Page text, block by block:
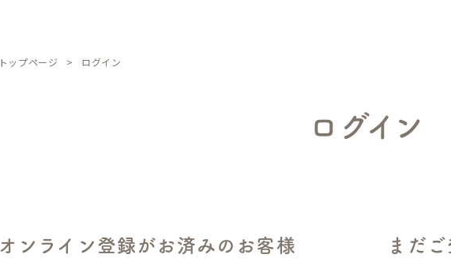
トップページ ログイン
ログイン
オンライン登録がお済みのお客様
まだ